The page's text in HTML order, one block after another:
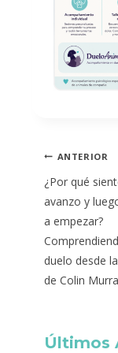
de
ANTERIOR
¿Por qué
avanzo y
a empezar?
duelo desde
de Colin
Últimos